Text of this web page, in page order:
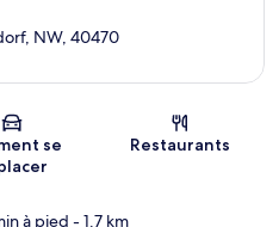
Carte
NW, 40470
se
Restaurants
à pied - 1.7 km